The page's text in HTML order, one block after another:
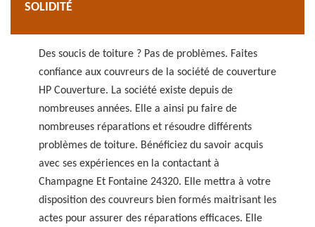
SOLIDITÉ
Des soucis de toiture ? Pas de problèmes. Faites
confiance aux couvreurs de la société de couverture
HP Couverture. La société existe depuis de
nombreuses années. Elle a ainsi pu faire de
nombreuses réparations et résoudre différents
problèmes de toiture. Bénéficiez du savoir acquis
avec ses expériences en la contactant à
Champagne Et Fontaine 24320. Elle mettra à votre
disposition des couvreurs bien formés maitrisant les
actes pour assurer des réparations efficaces. Elle